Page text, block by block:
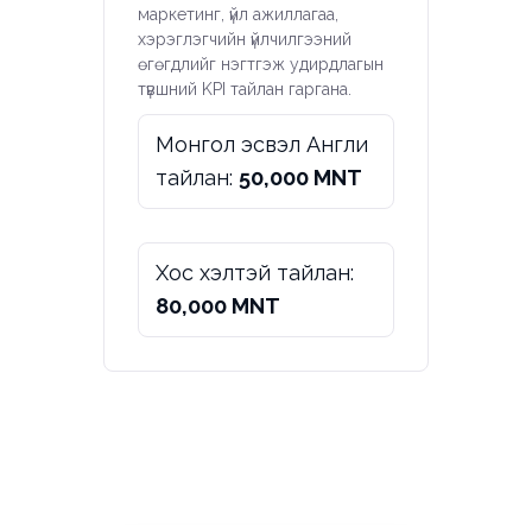
маркетинг, үйл ажиллагаа,
хэрэглэгчийн үйлчилгээний
өгөгдлийг нэгтгэж удирдлагын
түвшний KPI тайлан гаргана.
Монгол эсвэл Англи
тайлан: 50,000 MNT
Хос хэлтэй тайлан:
80,000 MNT